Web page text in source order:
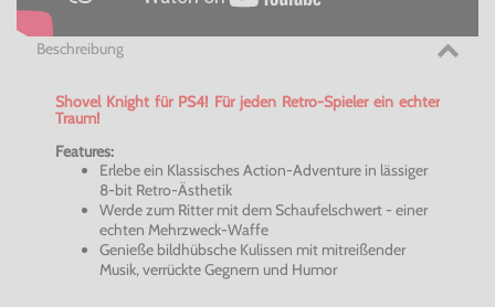
Beschreibung
Shovel Knight für PS4! Für jeden Retro-Spieler ein echter
Traum!
Features:
Erlebe ein Klassisches Action-Adventure in lässiger
8-bit Retro-Ästhetik
Werde zum Ritter mit dem Schaufelschwert - einer
echten Mehrzweck-Waffe
Genieße bildhübsche Kulissen mit mitreißender
Musik, verrückte Gegnern und Humor